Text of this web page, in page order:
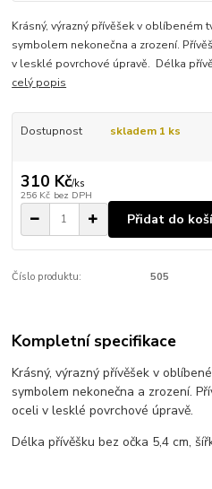
Krásný, výrazný přívěšek v oblíbeném
symbolem nekonečna a zrození.
v lesklé povrchové úpravě. Délka
celý popis
Dostupnost skladem 1 ks
310 Kč/ks
256 Kč bez DPH
Přidat do
Číslo produktu: 505
Kompletní specifikace
Krásný, výrazný přívěšek v
symbolem nekonečna a zrození.
oceli v lesklé povrchové úpravě.
Délka přívěšku bez očka 5,4 cm,